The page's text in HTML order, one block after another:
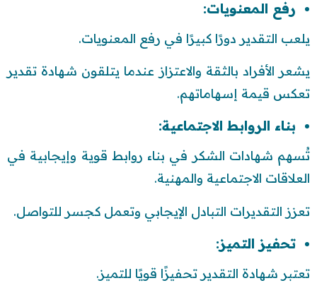
رفع المعنويات:
يلعب التقدير دورًا كبيرًا في رفع المعنويات.
يشعر الأفراد بالثقة والاعتزاز عندما يتلقون شهادة تقدير
تعكس قيمة إسهاماتهم.
بناء الروابط الاجتماعية:
تُسهم شهادات الشكر في بناء روابط قوية وإيجابية في
العلاقات الاجتماعية والمهنية.
تعزز التقديرات التبادل الإيجابي وتعمل كجسر للتواصل.
تحفيز التميز:
تعتبر شهادة التقدير تحفيزًا قويًا للتميز.